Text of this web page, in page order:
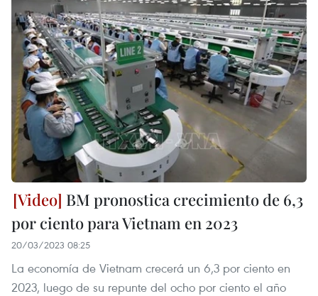
BM pronostica crecimiento de 6,3
por ciento para Vietnam en 2023
20/03/2023 08:25
La economía de Vietnam crecerá un 6,3 por ciento en
2023, luego de su repunte del ocho por ciento el año